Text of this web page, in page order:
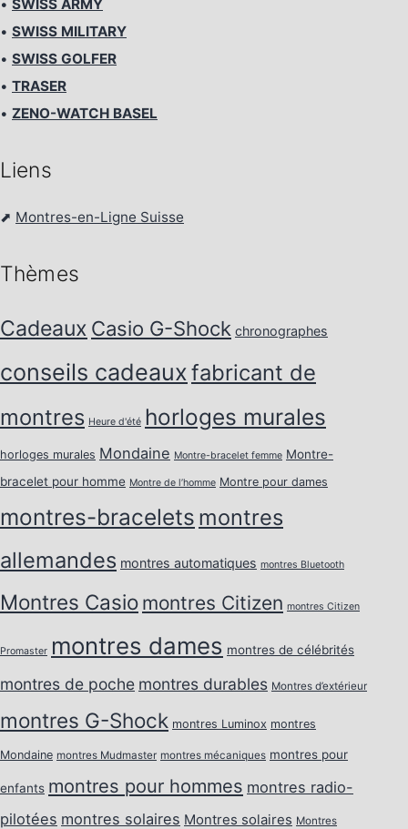
• SWISS ARMY
• SWISS MILITARY
• SWISS GOLFER
• TRASER
• ZENO-WATCH BASEL
Liens
⬈ Montres-en-Ligne Suisse
Thèmes
Cadeaux Casio G-Shock chronographes
conseils cadeauxfabricant de
montres Heure d'été horloges murales
horloges murales Mondaine Montre-bracelet femme Montre-
bracelet pour homme Montre de l’homme Montre pour dames
montres-bracelets montres
allemandes montres automatiques montres Bluetooth
Montres Casio montres Citizen montres Citizen
Promaster montres dames montres de célébrités
montres de poche montres durables Montres d’extérieur
montres G-Shock montres Luminox montres
Mondaine montres Mudmaster montres mécaniques montres pour
enfants montres pour hommes montres radio-
pilotées montres solaires Montres solaires Montres